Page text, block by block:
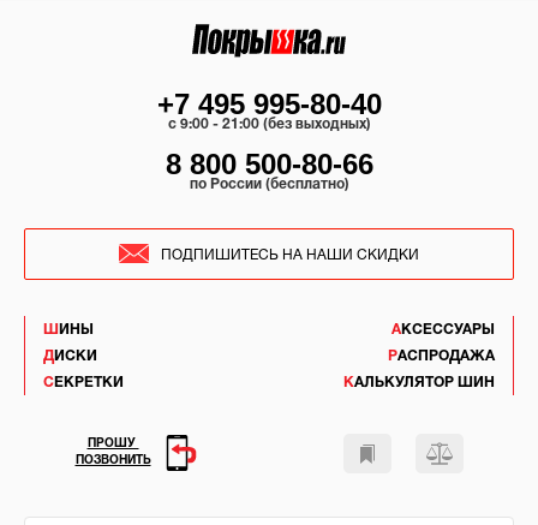
ШИНЫ
ДИСКИ
СЕКРЕТКИ
АКСЕССУАРЫ
РАСПРОДАЖА
КАЛЬКУЛЯТОР ШИН
+7 495 995-80-40
c 9:00 - 21:00 (без выходных)
8 800 500-80-66
по России (бесплатно)
ПОДПИШИТЕСЬ НА НАШИ СКИДКИ
ПРОШУ
ПОЗВОНИТЬ